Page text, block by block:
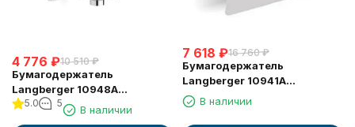
4 776 ₽10 510 ₽
Бумагодержатель
Langberger 10948A
туалетной бумаги
вертикальный
5.0 5
В наличии
7 618 ₽16 760 ₽
Бумагодержатель
Langberger 10941A
туалетной бумаги с
крышкой
В наличии